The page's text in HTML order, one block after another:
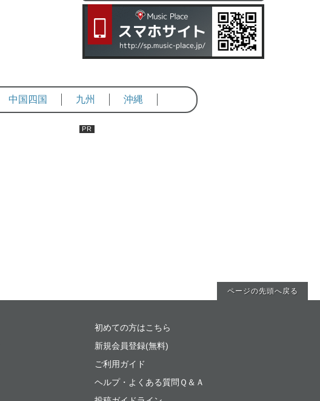
中国四国 九州 沖縄
ページの先頭へ戻る
初めての方はこちら
新規会員登録(無料)
ご利用ガイド
ヘルプ・よくある質問Ｑ＆Ａ